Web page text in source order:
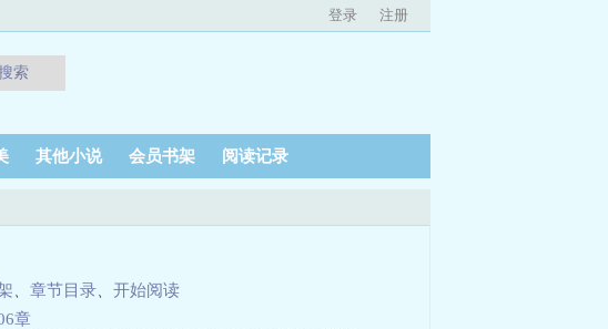
登录 注册
索
其他小说 会员书架 阅读记录
章节目录
开始阅读
章